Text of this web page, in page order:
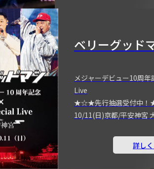
ベリーグッド
メジャーデビュー10周
Live
★☆★先行抽選受付中
10/11(日)京都/平安神宮
詳し